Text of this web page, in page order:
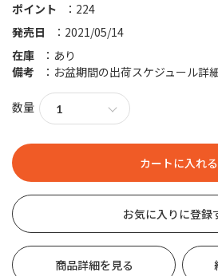
発売日 2021/05/14
ポイント 224
在庫
あり
備考
お盆期間の出荷スケジュール詳
数量
お気に入りに登録
商品詳細を見る